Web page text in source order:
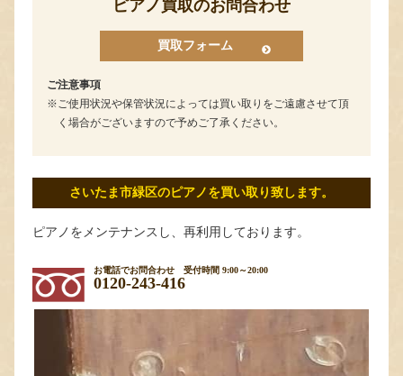
ピアノ買取のお問合わせ
買取フォーム
ご注意事項
ご使用状況や保管状況によっては買い取りをご遠慮させて頂
く場合がございますので予めご了承ください。
さいたま市緑区のピアノを買い取り致します。
ピアノをメンテナンスし、再利用しております。
お電話でお問合わせ 受付時間 9:00～20:00
0120-243-416